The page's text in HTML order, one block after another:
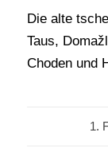
Die alte
Taus,
Choden und
1.